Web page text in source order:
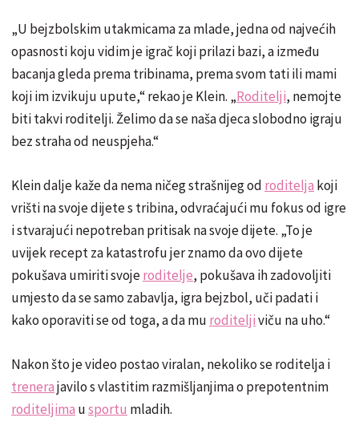
„U bejzbolskim utakmicama za mlade, jedna od najvećih
opasnosti koju vidim je igrač koji prilazi bazi, a između
bacanja gleda prema tribinama, prema svom tati ili mami
koji im izvikuju upute,“ rekao je Klein. „Roditelji, nemojte
biti takvi roditelji. Želimo da se naša djeca slobodno igraju
bez straha od neuspjeha.“
Klein dalje kaže da nema ničeg strašnijeg od roditelja koji
vrišti na svoje dijete s tribina, odvraćajući mu fokus od igre
i stvarajući nepotreban pritisak na svoje dijete. „To je
uvijek recept za katastrofu jer znamo da ovo dijete
pokušava umiriti svojeroditelje, pokušava ih zadovoljiti
umjesto da se samo zabavlja, igra bejzbol, uči padati i
kako oporaviti se od toga, a da mu roditeljiviču na uho.“
Nakon što je video postao viralan, nekoliko se roditelja i
trenerajavilo s vlastitim razmišljanjima o prepotentnim
roditeljima usportu mladih.